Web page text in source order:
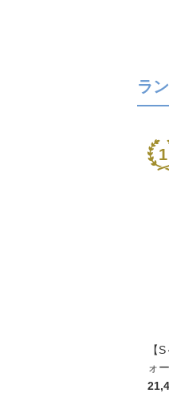
ラ
【
ォ
デ